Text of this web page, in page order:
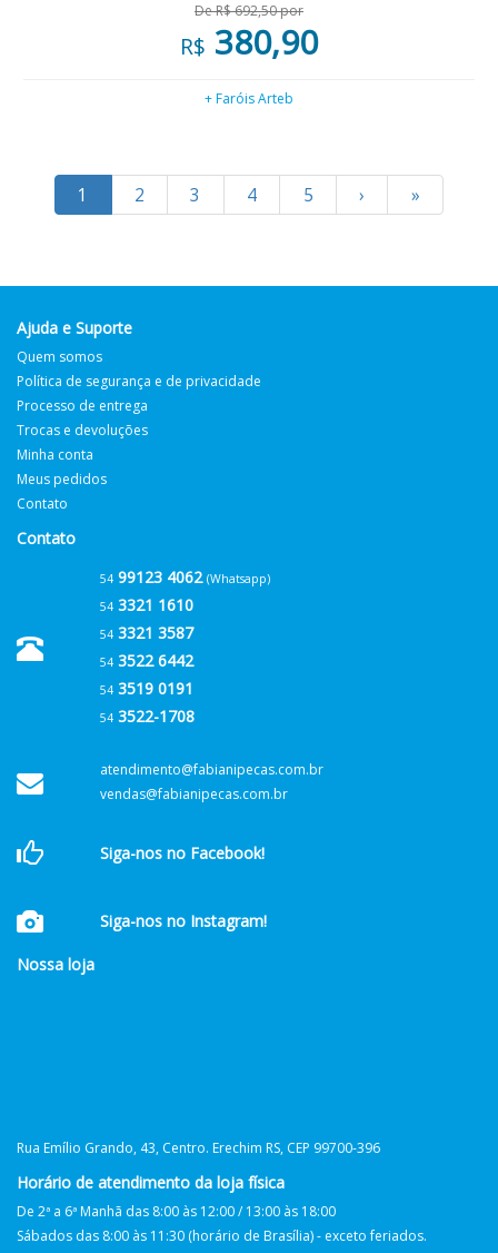
De R$ 692,50 por
R$ 380,90
+ Faróis Arteb
1 2 3 4 5 › »
Ajuda e Suporte
Quem somos
Política de segurança e de privacidade
Processo de entrega
Trocas e devoluções
Minha conta
Meus pedidos
Contato
Contato
5499123 4062 (Whatsapp)
543321 1610
543321 3587
543522 6442
543519 0191
543522-1708
atendimento@fabianipecas.com.br
vendas@fabianipecas.com.br
Siga-nos no Facebook!
Siga-nos no Instagram!
Nossa loja
Rua Emílio Grando, 43, Centro. Erechim RS, CEP 99700-396
Horário de atendimento da loja física
De 2ª a 6ª Manhã das 8:00 às 12:00 / 13:00 às 18:00
Sábados das 8:00 às 11:30 (horário de Brasília) - exceto feriados.